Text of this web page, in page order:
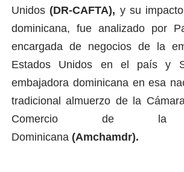
Unidos (DR-CAFTA), y su
dominicana, fue analizado por
encargada de negocios de la
Estados Unidos en el país y
embajadora dominicana en esa
tradicional almuerzo de la
Comercio de la
Dominicana (Amchamdr).